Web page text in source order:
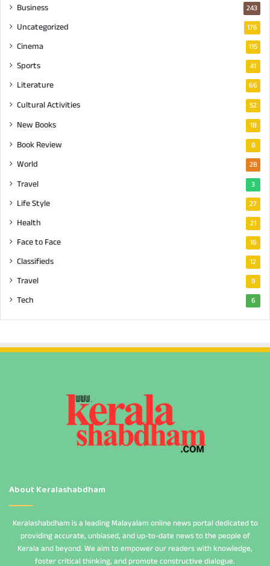
Business 243
Uncategorized 176
Cinema 115
Sports 41
Literature 66
Cultural Activities 52
New Books 18
Book Review 8
World 28
Travel 3
Life Style 27
Health 21
Face to Face 16
Classifieds 12
Travel 9
Tech 6
About Keralashabdham
Keralashabdham is a leading Malayalam online news portal dedicated to
providing accurate, unbiased, and up-to-date news to the people of
Kerala and beyond. We aim to empower our readers with knowledge,
foster critical thinking, and promote constructive dialogue.